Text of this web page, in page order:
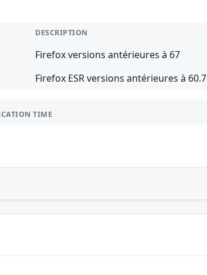
DESCRIPTION
Firefox versions antérieures à 67
Firefox ESR versions antérieures à 60.7
TIME